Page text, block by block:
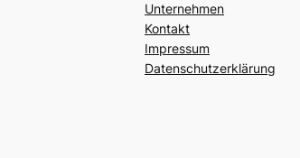
Unternehmen
Kontakt
Impressum
Datenschutzerklärung